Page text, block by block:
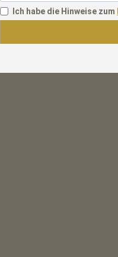
Ich habe die Hinweise zum